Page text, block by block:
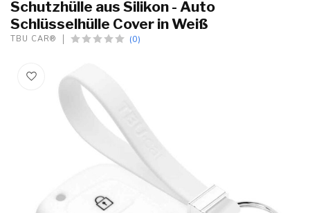
Schutzhülle aus Silikon - Auto
Schlüsselhülle Cover in Weiß
TBU CAR® (0)